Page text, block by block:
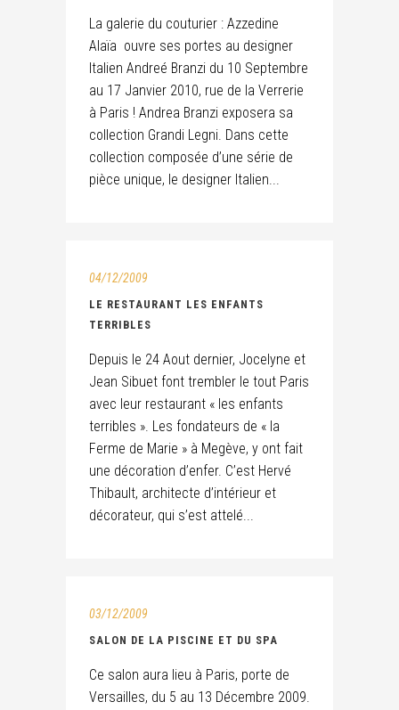
La galerie du couturier : Azzedine
Alaïa ouvre ses portes au designer
Italien Andreé Branzi du 10 Septembre
au 17 Janvier 2010, rue de la Verrerie
à Paris ! Andrea Branzi exposera sa
collection Grandi Legni. Dans cette
collection composée d’une série de
pièce unique, le designer Italien...
04/12/2009
LE RESTAURANT LES ENFANTS
TERRIBLES
Depuis le 24 Aout dernier, Jocelyne et
Jean Sibuet font trembler le tout Paris
avec leur restaurant « les enfants
terribles ». Les fondateurs de « la
Ferme de Marie » à Megève, y ont fait
une décoration d’enfer. C’est Hervé
Thibault, architecte d’intérieur et
décorateur, qui s’est attelé...
03/12/2009
SALON DE LA PISCINE ET DU SPA
Ce salon aura lieu à Paris, porte de
Versailles, du 5 au 13 Décembre 2009.